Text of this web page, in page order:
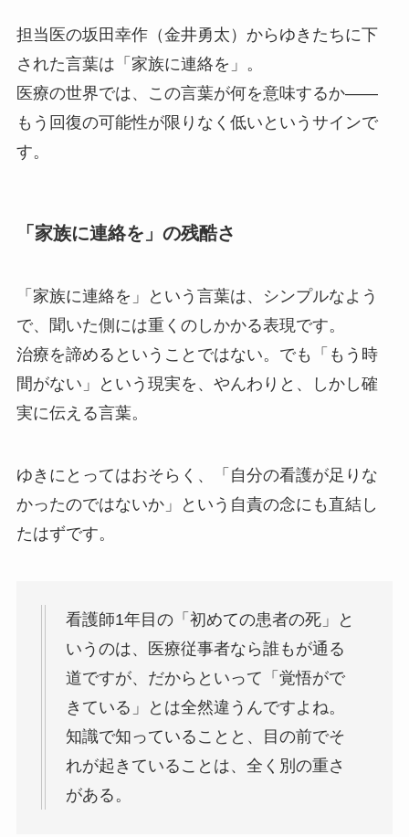
担当医の坂田幸作（金井勇太）からゆきたちに下
された言葉は「家族に連絡を」。
医療の世界では、この言葉が何を意味するか——
もう回復の可能性が限りなく低いというサインで
す。
「家族に連絡を」の残酷さ
「家族に連絡を」という言葉は、シンプルなよう
で、聞いた側には重くのしかかる表現です。
治療を諦めるということではない。でも「もう時
間がない」という現実を、やんわりと、しかし確
実に伝える言葉。
ゆきにとってはおそらく、「自分の看護が足りな
かったのではないか」という自責の念にも直結し
たはずです。
看護師1年目の「初めての患者の死」と
いうのは、医療従事者なら誰もが通る
道ですが、だからといって「覚悟がで
きている」とは全然違うんですよね。
知識で知っていることと、目の前でそ
れが起きていることは、全く別の重さ
がある。